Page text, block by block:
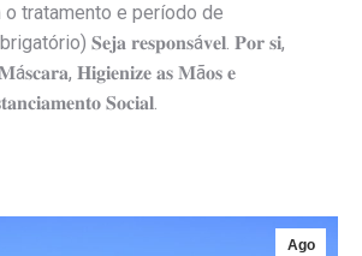
o tratamento e período de
𝐒𝐞𝐣𝐚 𝐫𝐞𝐬𝐩𝐨𝐧𝐬á𝐯𝐞𝐥. 𝐏𝐨𝐫 𝐬𝐢,
𝐇𝐢𝐠𝐢𝐞𝐧𝐢𝐳𝐞 𝐚𝐬 𝐌ã𝐨𝐬 𝐞
𝐒𝐨𝐜𝐢𝐚𝐥.
Ago